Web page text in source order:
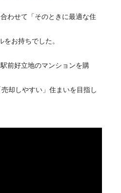
わせて「そのときに最適な住
お持ちでした。
前好立地のマンションを購
却しやすい」住まいを目指し